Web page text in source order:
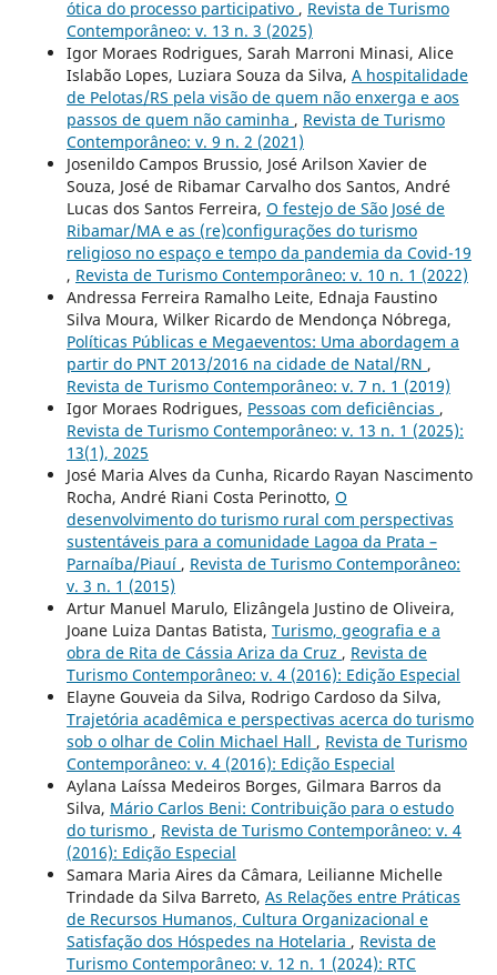
ótica do processo participativo , Revista de Turismo
Contemporâneo: v. 13 n. 3 (2025)
Igor Moraes Rodrigues, Sarah Marroni Minasi, Alice
Islabão Lopes, Luziara Souza da Silva, A hospitalidade
de Pelotas/RS pela visão de quem não enxerga e aos
passos de quem não caminha , Revista de Turismo
Contemporâneo: v. 9 n. 2 (2021)
Josenildo Campos Brussio, José Arilson Xavier de
Souza, José de Ribamar Carvalho dos Santos, André
Lucas dos Santos Ferreira, O festejo de São José de
Ribamar/MA e as (re)configurações do turismo
religioso no espaço e tempo da pandemia da Covid-19
, Revista de Turismo Contemporâneo: v. 10 n. 1 (2022)
Andressa Ferreira Ramalho Leite, Ednaja Faustino
Silva Moura, Wilker Ricardo de Mendonça Nóbrega,
Políticas Públicas e Megaeventos: Uma abordagem a
partir do PNT 2013/2016 na cidade de Natal/RN ,
Revista de Turismo Contemporâneo: v. 7 n. 1 (2019)
Igor Moraes Rodrigues, Pessoas com deficiências ,
Revista de Turismo Contemporâneo: v. 13 n. 1 (2025):
13(1), 2025
José Maria Alves da Cunha, Ricardo Rayan Nascimento
Rocha, André Riani Costa Perinotto, O
desenvolvimento do turismo rural com perspectivas
sustentáveis para a comunidade Lagoa da Prata –
Parnaíba/Piauí , Revista de Turismo Contemporâneo:
v. 3 n. 1 (2015)
Artur Manuel Marulo, Elizângela Justino de Oliveira,
Joane Luiza Dantas Batista, Turismo, geografia e a
obra de Rita de Cássia Ariza da Cruz , Revista de
Turismo Contemporâneo: v. 4 (2016): Edição Especial
Elayne Gouveia da Silva, Rodrigo Cardoso da Silva,
Trajetória acadêmica e perspectivas acerca do turismo
sob o olhar de Colin Michael Hall , Revista de Turismo
Contemporâneo: v. 4 (2016): Edição Especial
Aylana Laíssa Medeiros Borges, Gilmara Barros da
Silva, Mário Carlos Beni: Contribuição para o estudo
do turismo , Revista de Turismo Contemporâneo: v. 4
(2016): Edição Especial
Samara Maria Aires da Câmara, Leilianne Michelle
Trindade da Silva Barreto, As Relações entre Práticas
de Recursos Humanos, Cultura Organizacional e
Satisfação dos Hóspedes na Hotelaria , Revista de
Turismo Contemporâneo: v. 12 n. 1 (2024): RTC